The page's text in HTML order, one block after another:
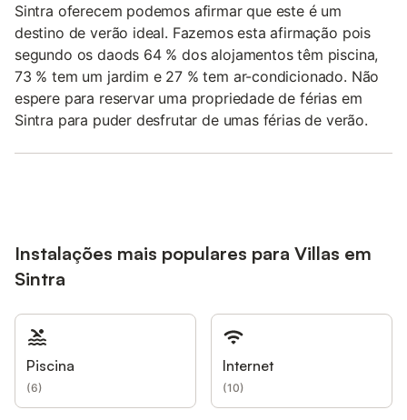
Sintra oferecem podemos afirmar que este é um
destino de verão ideal. Fazemos esta afirmação pois
segundo os daods 64 % dos alojamentos têm piscina,
73 % tem um jardim e 27 % tem ar-condicionado. Não
espere para reservar uma propriedade de férias em
Sintra para puder desfrutar de umas férias de verão.
Instalações mais populares para Villas em
Sintra
Piscina
(6)
Internet
(10)